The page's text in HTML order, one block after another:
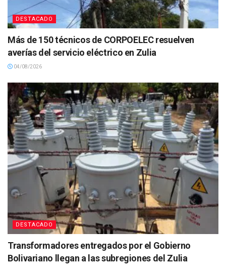
DESTACADO
Más de 150 técnicos de CORPOELEC resuelven
averías del servicio eléctrico en Zulia
04/08/2026
DESTACADO
Transformadores entregados por el Gobierno
Bolivariano llegan a las subregiones del Zulia